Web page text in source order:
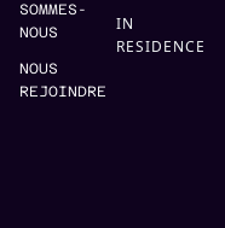
SOMMES-
NOUS
NOUS
REJOINDRE
IN
RESIDENCE